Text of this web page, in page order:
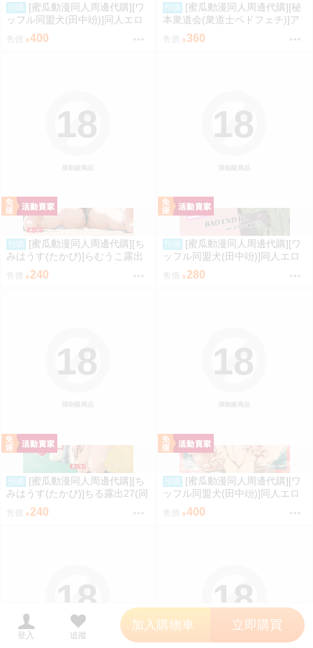
預購
[蜜瓜動漫同人周邊代購][ワ
ッフル同盟犬(田中竕)]同人エロ
ゲ転生2上～発動!ヌルヌルスケ
ベスキル(同人誌)
售價 400
預購
[蜜瓜動漫同人周邊代購][秘
本衆道会(衆道士ペドフェチ)]ア
レが主役の古典史(同人誌)
售價 360
限制級商品
18
預購
[蜜瓜動漫同人周邊代購][ち
みはうす(たかぴ)]らむうこ露出
物語4(同人誌)
售價 240
限制級商品
18
預購
[蜜瓜動漫同人周邊代購][ワ
ッフル同盟犬(田中竕)]同人エロ
ゲ転生BAD END if… C108改訂
版(同人誌)
售價 280
限制級商品
18
預購
[蜜瓜動漫同人周邊代購][ち
みはうす(たかぴ)]ちる露出27(同
售價 240
限制級商品
18
預購
[蜜瓜動漫同人周邊代購][ワ
ッフル同盟犬(田中竕)]同人エロ
ゲ転生2上～発動!ヌルヌルスケ
ベスキル【メロン限定特典付】
售價 400
18
限制級商品
18
登入 追蹤
加入購物車 立即購買